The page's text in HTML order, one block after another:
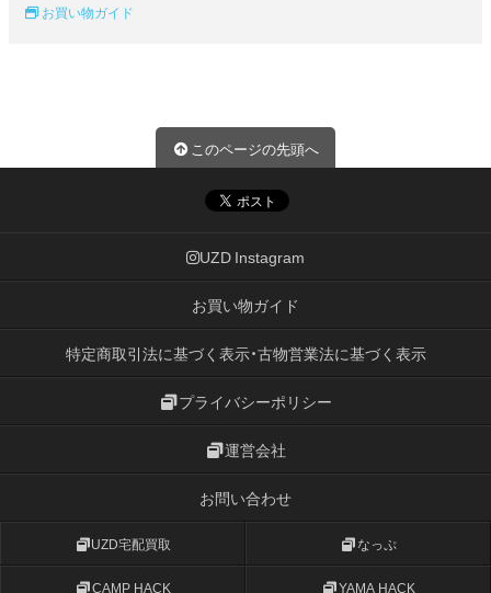
お買い物ガイド
このページの先頭へ
UZD Instagram
お買い物ガイド
特定商取引法に基づく表示・古物営業法に基づく表示
プライバシーポリシー
運営会社
お問い合わせ
UZD宅配買取 なっぷ
CAMP HACK YAMA HACK